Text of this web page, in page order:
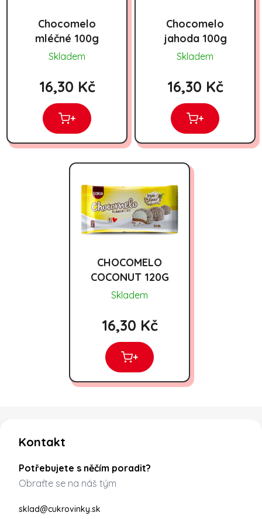
Chocomelo
mléčné 100g
Skladem
16,30 Kč
+
Chocomelo
jahoda 100g
Skladem
16,30 Kč
+
CHOCOMELO
COCONUT 120G
Skladem
16,30 Kč
+
Kontakt
Potřebujete s něčím poradit?
Obraťte se na náš tým
sklad@cukrovinky.sk